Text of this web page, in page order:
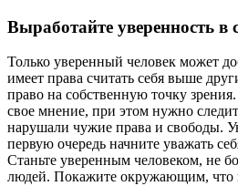
Выработайте уверенность в
Только уверенный человек может
имеет права считать себя выше
право на собственную точку
свое мнение, при этом нужно
нарушали чужие права и свободы.
первую очередь начните уважать
Станьте уверенным человеком, не
людей. Покажите окружающим, что